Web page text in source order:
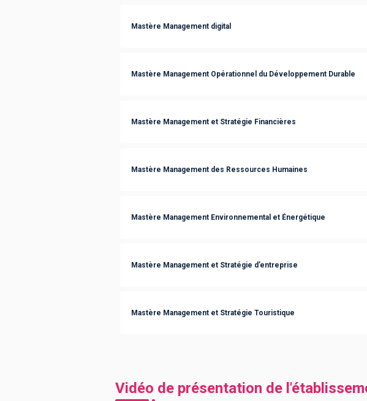
Mastère Management digital
Mastère Management Opérationnel du Développement Durable
Mastère Management et Stratégie Financières
Mastère Management des Ressources Humaines
Mastère Management Environnemental et Énergétique
Mastère Management et Stratégie d’entreprise
Mastère Management et Stratégie Touristique
Vidéo de présentation de